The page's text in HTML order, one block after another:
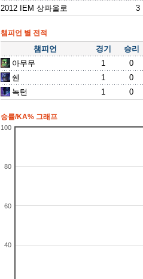
2012 IEM 상파울로
3
챔피언 별 전적
챔피언 경기
승리
아무무
1
0
쉔
1
0
녹턴
1 0
승률/KA% 그래프
40
60
80
100